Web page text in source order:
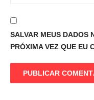
SALVAR MEUS DADOS
PRÓXIMA VEZ QUE EU